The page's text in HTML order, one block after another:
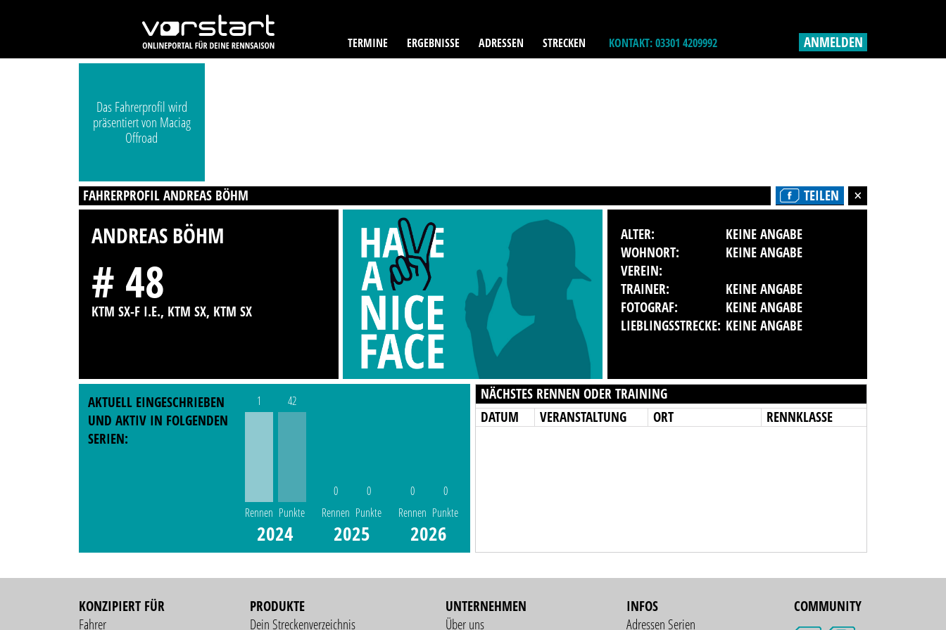
TERMINE ERGEBNISSE ADRESSEN STRECKEN KONTAKT: 03301 4209992 ANMELDEN
Das Fahrerprofil wird
präsentiert von Maciag
Offroad
FAHRERPROFIL ANDREAS BÖHM TEILEN
ANDREAS BÖHM
# 48
KTM SX-F I.E., KTM SX, KTM SX
ALTER:
KEINE ANGABE
WOHNORT:
KEINE ANGABE
VEREIN:
TRAINER:
KEINE ANGABE
FOTOGRAF:
KEINE ANGABE
LIEBLINGSSTRECKE: KEINE ANGABE
AKTUELL EINGESCHRIEBEN
UND AKTIV IN FOLGENDEN
SERIEN:
1
Rennen
42
Punkte
2024
0
Rennen
0
Punkte
2025
0
Rennen
0
Punkte
2026
NÄCHSTES RENNEN ODER TRAINING
DATUM
VERANSTALTUNG ORT RENNKLASSE
KONZIPIERT FÜR
Fahrer
PRODUKTE
Dein Streckenverzeichnis
UNTERNEHMEN
Über uns
INFOS
Adressen Serien
COMMUNITY